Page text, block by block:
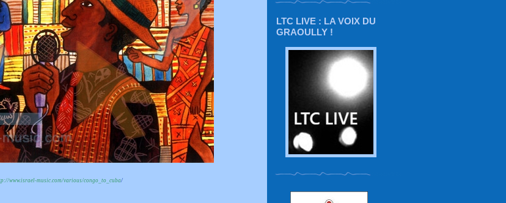
LTC LIVE : LA VOIX DU
GRAOULLY !
www.israel-music.com/various/congo_to_cuba/